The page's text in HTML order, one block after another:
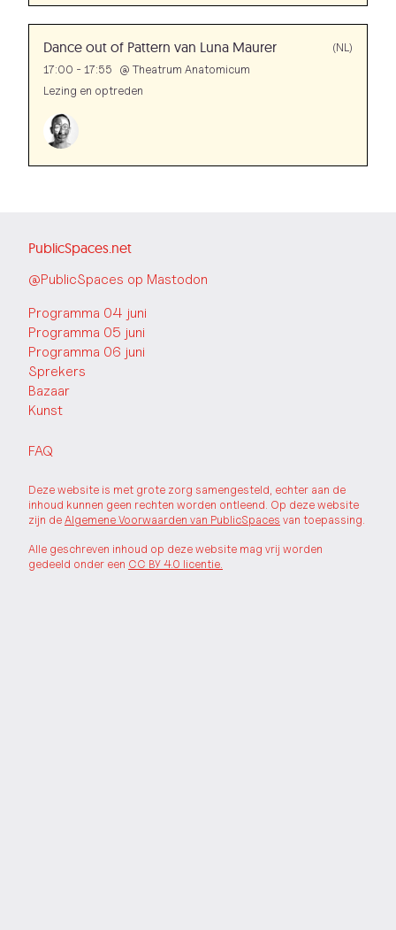
(NL)
Dance out of Pattern van Luna Maurer
17:00 - 17:55 @ Theatrum Anatomicum
Lezing en optreden
PublicSpaces.net
@PublicSpaces op Mastodon
Programma 04 juni
Programma 05 juni
Programma 06 juni
Sprekers
Bazaar
Kunst
FAQ
Deze website is met grote zorg samengesteld, echter aan de
inhoud kunnen geen rechten worden ontleend. Op deze website
zijn de Algemene Voorwaarden van PublicSpaces van toepassing.
Alle geschreven inhoud op deze website mag vrij worden
gedeeld onder een CC BY 4.0 licentie.